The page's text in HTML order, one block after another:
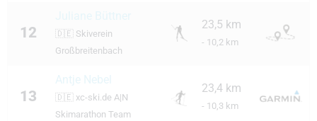
12 🇩🇪 Skiverein
Großbreitenbach
23,5 km
- 10,2 km
13
Antje Nebel
🇩🇪 xc-ski.de A|N
Skimarathon Team
23,4 km
- 10,3 km